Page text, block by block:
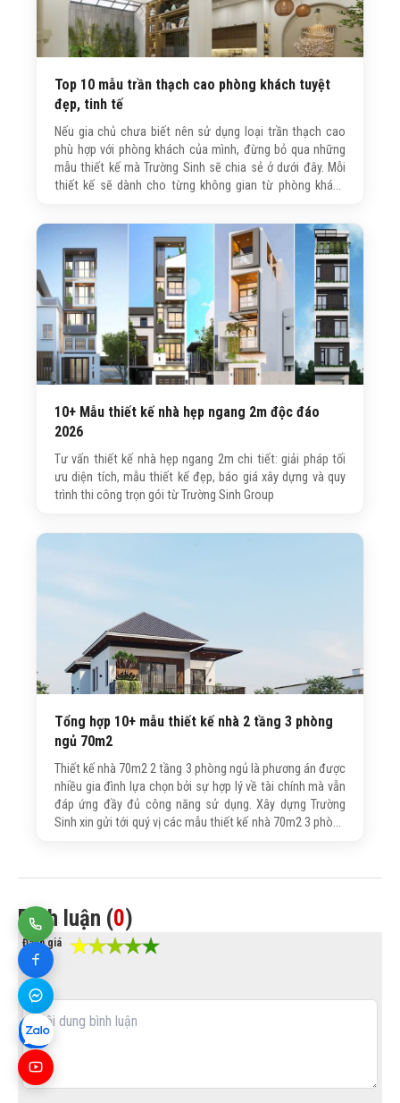
Top 10 mẫu trần thạch cao phòng khách tuyệt
đẹp, tinh tế
Nếu gia chủ chưa biết nên sử dụng loại trần thạch cao
phù hợp với phòng khách của mình, đừng bỏ qua những
mẫu thiết kế mà Trường Sinh sẽ chia sẻ ở dưới đây. Mỗi
thiết kế sẽ dành cho từng không gian từ phòng khách
lựa chọn thiết kế trần thạch cao phù hợp.
10+ Mẫu thiết kế nhà hẹp ngang 2m độc đáo
2026
Tư vấn thiết kế nhà hẹp ngang 2m chi tiết: giải pháp tối
ưu diện tích, mẫu thiết kế đẹp, báo giá xây dựng và quy
trình thi công trọn gói từ Trường Sinh Group
Tổng hợp 10+ mẫu thiết kế nhà 2 tầng 3 phòng
ngủ 70m2
Thiết kế nhà 70m2 2 tầng 3 phòng ngủ là phương án được
nhiều gia đình lựa chọn bởi sự hợp lý về tài chính mà vẫn
đáp ứng đầy đủ công năng sử dụng. Xây dựng Trường
Sinh xin gửi tới quý vị các mẫu thiết kế nhà 70m2 3 phòng
Bình luận (0)
Đánh giá